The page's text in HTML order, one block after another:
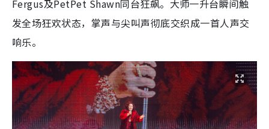
Fergus及PetPet Shawn同台狂飙。大师一升台瞬间触
发全场狂欢状态，掌声与尖叫声彻底交织成一首人声交
响乐。